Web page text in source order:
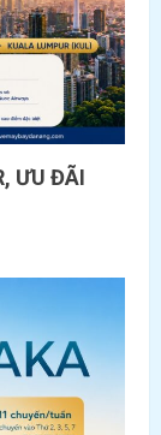
ƯU ĐÃI